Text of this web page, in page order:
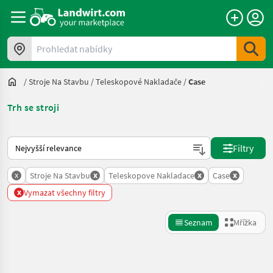
Prohledat nabídky
/Stroje Na Stavbu /Teleskopové Nakladače /Case
Trh se stroji
Takto se řadí nabídky na Landwirt.com
Filtry
x Stroje Na Stavbu x Teleskopove Nakladace x Case x
x Vymazat všechny filtry
Seznam Mřížka